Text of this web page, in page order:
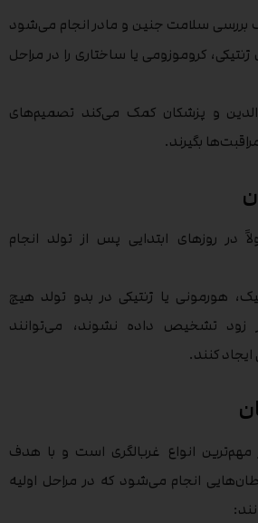
بررسی سلامت جنین و مادر انجام می‌شود
کروموزومی یا ساختاری را در مراحل
و پزشکان کمک می‌کند تصمیم‌های
بگیرند.
در روزهای ابتدایی پس از تولد انجام
هورمونی یا ژنتیکی در بدو تولد هیچ
زود تشخیص داده نشوند، می‌توانند
کنند.
مهم‌ترین انواع غربالگری است و با هدف
انجام می‌شود که در مراحل اولیه